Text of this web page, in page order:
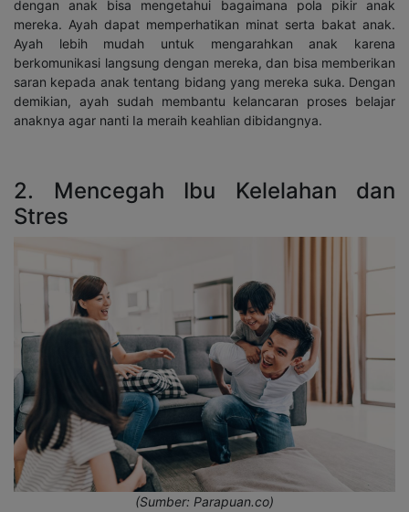
dengan anak bisa mengetahui bagaimana pola pikir anak
mereka. Ayah dapat memperhatikan minat serta bakat anak.
Ayah lebih mudah untuk mengarahkan anak karena
berkomunikasi langsung dengan mereka, dan bisa memberikan
saran kepada anak tentang bidang yang mereka suka. Dengan
demikian, ayah sudah membantu kelancaran proses belajar
anaknya agar nanti Ia meraih keahlian dibidangnya.
2. Mencegah Ibu Kelelahan dan
Stres
(Sumber: Parapuan.co)